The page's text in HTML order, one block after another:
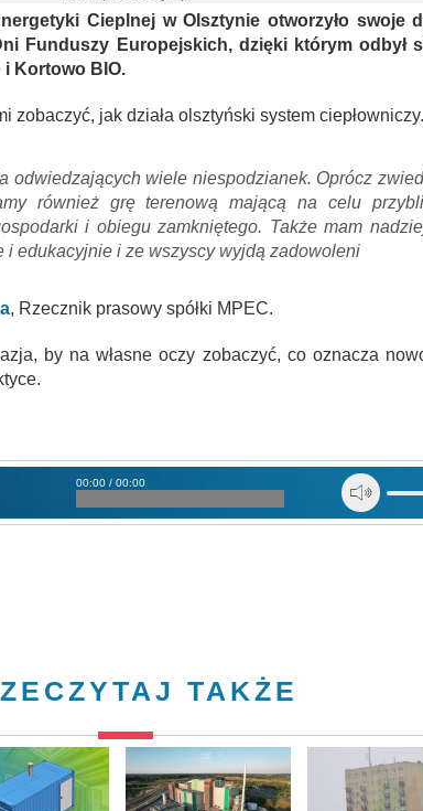
Cieplnej w Olsztynie otworzyło swoje
Funduszy Europejskich, dzięki którym odbył
i Kortowo BIO.
zobaczyć, jak działa olsztyński system ciepłowniczy.
odwiedzających wiele niespodzianek. Oprócz
również grę terenową mającą na celu
i obiegu zamkniętego. Także mam
i edukacyjnie i ze wszyscy wyjdą zadowoleni
, Rzecznik prasowy spółki MPEC.
by na własne oczy zobaczyć, co oznacza
00:00 / 00:00
TAKŻE